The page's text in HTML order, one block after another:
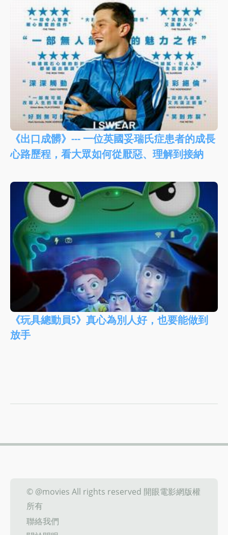
《出口成髒》--- 一位英國妥瑞氏症患者的成長
心路歷程，看大眾如何從厭惡、理解到接納
《玩具總動員5》真心為別人好，也要能做到
放手
© @movies All rights reserved 開眼電影網版權
所有
聯絡我們